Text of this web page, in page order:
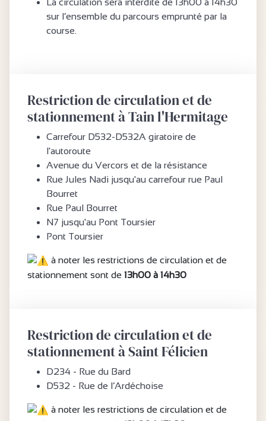
La circulation sera interdite de 13h00 à 14h30
sur l’ensemble du parcours emprunté par la
course.
Restriction de circulation et de
stationnement à Tain l'Hermitage
Carrefour D532-D532A giratoire de
l'autoroute
Avenue du Vercors et de la résistance
Rue Jules Nadi jusqu'au carrefour rue Paul
Bourret
Rue Paul Bourret
N7 jusqu'au Pont Toursier
Pont Toursier
à noter les restrictions de circulation et de
stationnement sont de 13h00 à 14h30
Restriction de circulation et de
stationnement à Saint Félicien
D234 - Rue du Bard
D532 - Rue de l’Ardéchoise
à noter les restrictions de circulation et de